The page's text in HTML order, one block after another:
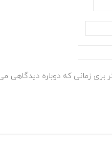
برای زمانی که دوباره دیدگاهی